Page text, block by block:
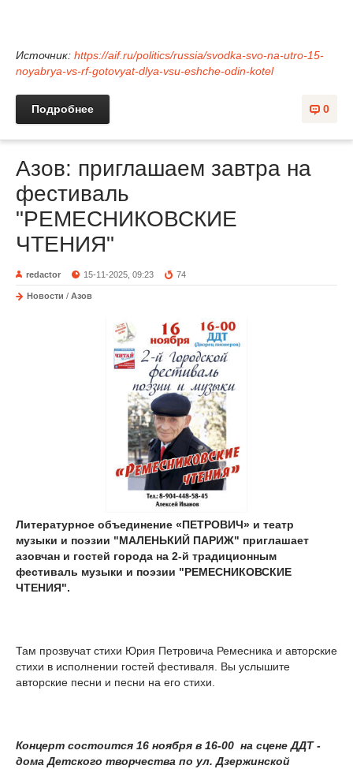
Источник: https://aif.ru/politics/russia/svodka-svo-na-utro-15-
noyabrya-vs-rf-gotovyat-dlya-vsu-eshche-odin-kotel
0
Подробнее
Азов: приглашаем завтра на
фестиваль
"РЕМЕСНИКОВСКИЕ
ЧТЕНИЯ"
redactor 15-11-2025, 09:23 74
Новости / Азов
Литературное объединение «ПЕТРОВИЧ» и театр
музыки и поэзии "МАЛЕНЬКИЙ ПАРИЖ" приглашает
азовчан и гостей города на 2-й традиционным
фестиваль музыки и поэзии "РЕМЕСНИКОВСКИЕ
ЧТЕНИЯ".
Там прозвучат стихи Юрия Петровича Ремесника и авторские
стихи в исполнении гостей фестиваля. Вы услышите
авторские песни и песни на его стихи.
Концерт состоится 16 ноября в 16-00 на сцене ДДТ -
дома Детского творчества по ул. Дзержинской